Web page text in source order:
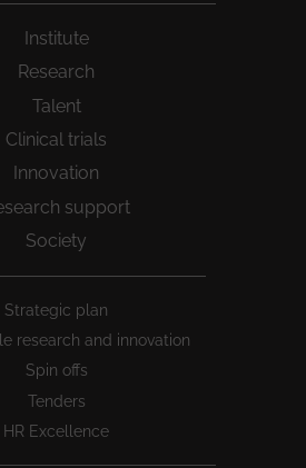
Institute
Research
Talent
Clinical trials
Innovation
support
Society
Strategic plan
research and innovation
Spin offs
Tenders
HR Excellence